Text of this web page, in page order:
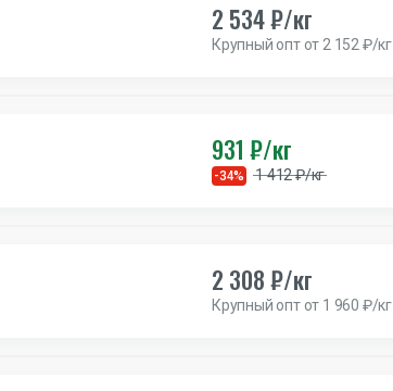
2 534 ₽/кг
Крупный опт от 2 152 ₽/кг
931 ₽/кг
-34% 1 412 ₽/кг
2 308 ₽/кг
Крупный опт от 1 960 ₽/кг